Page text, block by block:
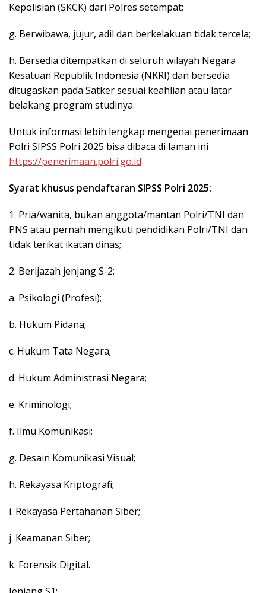
Kepolisian (SKCK) dari Polres setempat;
g. Berwibawa, jujur, adil dan berkelakuan tidak tercela;
h. Bersedia ditempatkan di seluruh wilayah Negara
Kesatuan Republik Indonesia (NKRI) dan bersedia
ditugaskan pada Satker sesuai keahlian atau latar
belakang program studinya.
Untuk informasi lebih lengkap mengenai penerimaan
Polri SIPSS Polri 2025 bisa dibaca di laman ini
https://penerimaan.polri.go.id
Syarat khusus pendaftaran SIPSS Polri 2025:
1. Pria/wanita, bukan anggota/mantan Polri/TNI dan
PNS atau pernah mengikuti pendidikan Polri/TNI dan
tidak terikat ikatan dinas;
2. Berijazah jenjang S-2:
a. Psikologi (Profesi);
b. Hukum Pidana;
c. Hukum Tata Negara;
d. Hukum Administrasi Negara;
e. Kriminologi;
f. Ilmu Komunikasi;
g. Desain Komunikasi Visual;
h. Rekayasa Kriptografi;
i. Rekayasa Pertahanan Siber;
j. Keamanan Siber;
k. Forensik Digital.